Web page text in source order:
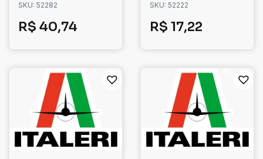
SKU: 52282
R$ 40,74
SKU: 52222
R$ 17,22